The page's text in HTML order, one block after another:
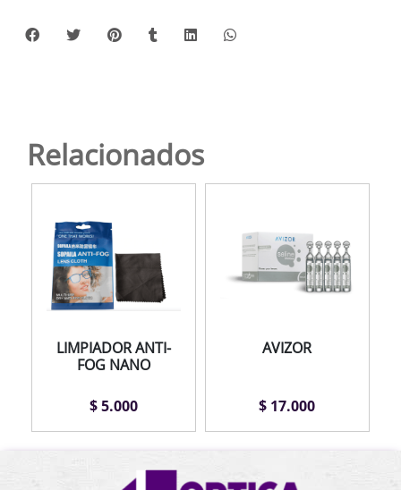
Relacionados
LIMPIADOR ANTI-
FOG NANO
$ 5.000
AVIZOR
$ 17.000